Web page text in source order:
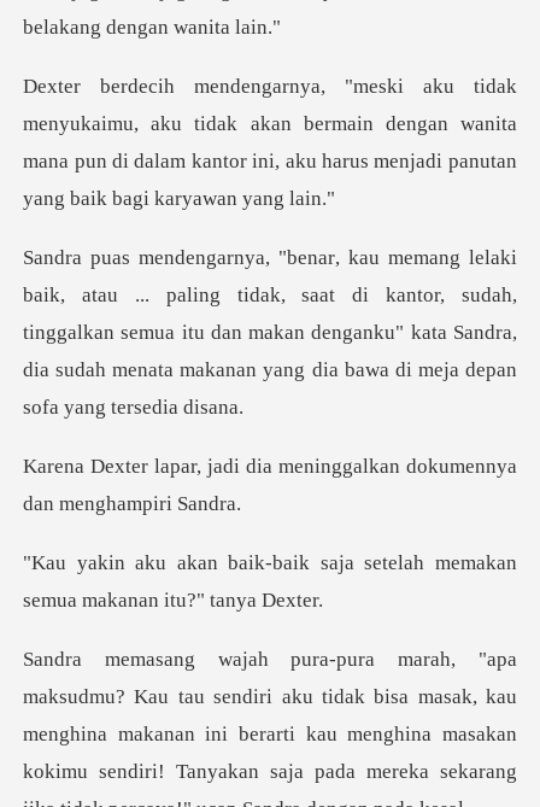
tidak akan bermain dengan wanita
mana pun di dalam kantor ini
, saat di kantor, sudah,
tinggalkan semua itu dan makan denganku" kata Sandra,
dia meninggalkan dokumen
k saja setelah memakan
semua
sa masak, kau
menghina makanan ini berarti kau menghina masakan
kokimu sendiri! Ta